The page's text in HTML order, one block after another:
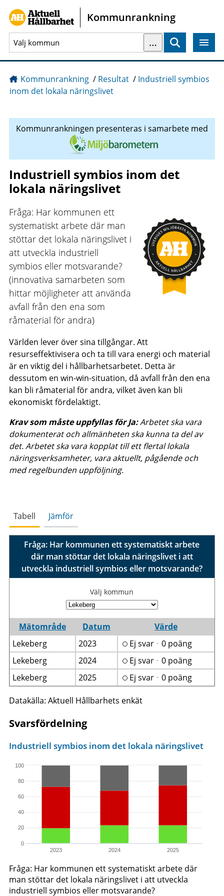
Gå direkt till sidans innehåll
Kommunrankning
…
Kommunrankning / Resultat / Industriell symbios
inom det lokala näringslivet
Kommunrankningen presenteras i samarbete med
Industriell symbios inom det
lokala näringslivet
Fråga: Har kommunen ett
systematiskt arbete där man
stöttar det lokala näringslivet i
att utveckla industriell
symbios eller motsvarande?
(innovativa samarbeten som
hittar möjligheter att använda
avfall från den ena som
råmaterial för andra)
Världen lever över sina tillgångar. Att
resurseffektivisera och ta till vara energi och material
är en viktig del i hållbarhetsarbetet. Detta är
dessutom en win-win-situation, då avfall från den ena
kan bli råmaterial för andra, vilket även kan bli
ekonomiskt fördelaktigt.
Krav som måste uppfyllas för Ja:Arbetet ska vara
dokumenterat och allmänheten ska kunna ta del av
det. Arbetet ska vara kopplat till ett flertal lokala
näringsverksamheter, vara aktuellt, pågående och
med regelbunden uppföljning.
Tabell Jämför
Fråga: Har kommunen ett systematiskt arbete
där man stöttar det lokala näringslivet i att
utveckla industriell symbios eller motsvarande?
Välj kommun
Mätområde Datum
Värde
Lekeberg
2023
Ej svarᆞ0 poäng
Lekeberg
2024
Ej svarᆞ0 poäng
Lekeberg
2025 Ej svarᆞ0 poäng
Datakälla: Aktuell Hållbarhets enkät
Svarsfördelning
2023 2024 2025
0
20
40
60
80
100
Industriell symbios inom det lokala näringslivet
Fråga: Har kommunen ett systematiskt arbete där
man stöttar det lokala näringslivet i att utveckla
industriell symbios eller motsvarande?